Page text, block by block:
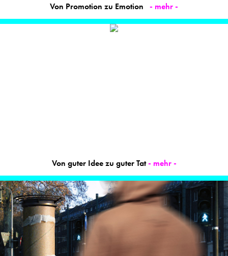
Von Promotion zu Emotion - mehr -
Von guter Idee zu guter Tat- mehr -